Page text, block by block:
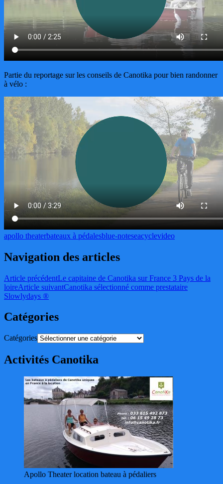
Partie du reportage sur les conseils de Canotika pour bien randonner
à vélo :
apollo theaterbateaux à pédalesblue-noteseacyclevideo
Navigation des articles
Article précédentLe capitaine de Canotika sur France 3 Pays de la
loireArticle suivantCanotika sélectionné comme prestataire
Slowlydays ®
Catégories
Catégories
Activités Canotika
Apollo Theater location bateau à pédaliers